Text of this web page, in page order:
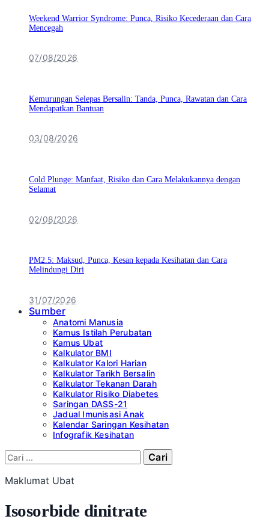
Weekend Warrior Syndrome: Punca, Risiko Kecederaan dan Cara
Mencegah
07/08/2026
Kemurungan Selepas Bersalin: Tanda, Punca, Rawatan dan Cara
Mendapatkan Bantuan
03/08/2026
Cold Plunge: Manfaat, Risiko dan Cara Melakukannya dengan
Selamat
02/08/2026
PM2.5: Maksud, Punca, Kesan kepada Kesihatan dan Cara
Melindungi Diri
31/07/2026
Sumber
Anatomi Manusia
Kamus Istilah Perubatan
Kamus Ubat
Kalkulator BMI
Kalkulator Kalori Harian
Kalkulator Tarikh Bersalin
Kalkulator Tekanan Darah
Kalkulator Risiko Diabetes
Saringan DASS-21
Jadual Imunisasi Anak
Kalendar Saringan Kesihatan
Infografik Kesihatan
Cari:
Maklumat Ubat
Isosorbide dinitrate